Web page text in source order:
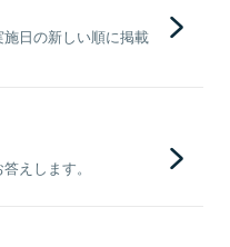
日の新しい順に掲載
えします。